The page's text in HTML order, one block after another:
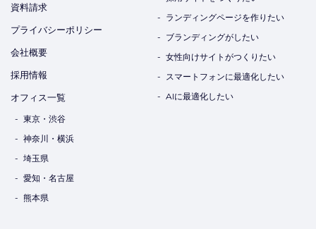
資料請求
プライバシーポリシー
会社概要
採用情報
オフィス一覧
東京・渋谷
神奈川・横浜
埼玉県
愛知・名古屋
熊本県
ランディングページを作りたい
ブランディングがしたい
女性向けサイトがつくりたい
スマートフォンに最適化したい
AIに最適化したい